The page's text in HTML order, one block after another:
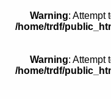
Warning: Attempt
/home/trdf/
Warning: Attempt
/home/trdf/